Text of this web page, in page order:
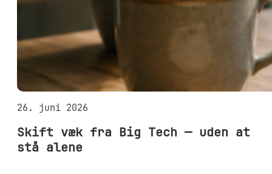
26. juni 2026
Skift væk fra Big Tech — uden at
stå alene